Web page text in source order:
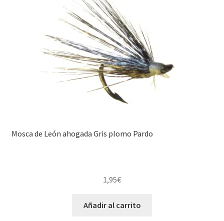
Mosca de León ahogada Gris plomo Pardo
1,95€
Añadir al carrito